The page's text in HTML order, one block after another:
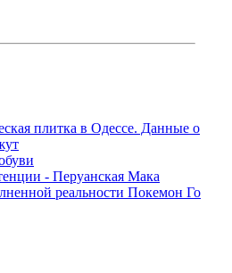
плитка в Одессе. Данные о
- Перуанская Мака
реальности Покемон Го